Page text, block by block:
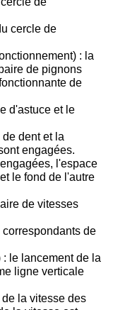
cercle de
: la
de pignons
de
d'astuce et le
dent et la
engagées.
l'espace
le fond de l'autre
de vitesses
de
le lancement de la
ligne verticale
la vitesse des